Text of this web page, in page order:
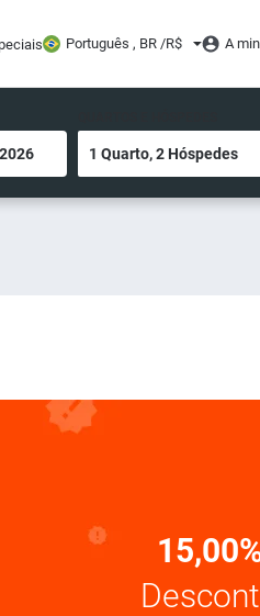
Português , BR /R$ A